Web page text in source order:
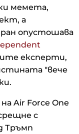
мемета,
а
опустошава
експерти,
"вече
Air Force One
с
Тръмп